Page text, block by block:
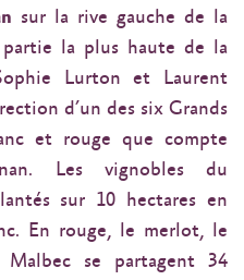
sur la rive gauche de la
la plus haute de la
Lurton et Laurent
d’un des six Grands
et rouge que compte
Les vignobles du
sur 10 hectares en
En rouge, le merlot, le
se partagent 34